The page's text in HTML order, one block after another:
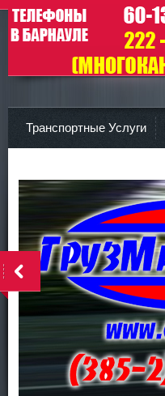
ГрузМастерСтрой
Транспортные Услуги